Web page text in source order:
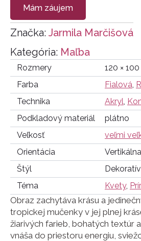
Mám záujem
Kategória: Maľba
Značka: Jarmila Marčišová
Rozmery
120 ×
Farba
Fialová
Technika
Akryl
Podkladový materiál
plátno
Veľkosť
veľmi
Orientácia
Vertikálna
Štýl
Téma
Kvety,
Obraz zachytáva krásu a
tropickej mučenky v jej plnej
žiarivých farieb, bohatých textúr
vnáša do priestoru energiu,